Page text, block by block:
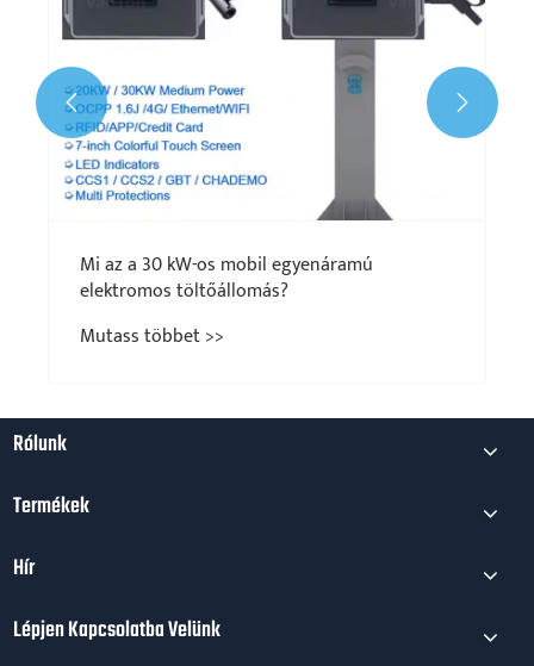
Mi az a 30 kW-os mobil egyenáramú
elektromos töltőállomás?
Mutass többet >>
 
Rólunk
Termékek
Hír
Lépjen Kapcsolatba Velünk